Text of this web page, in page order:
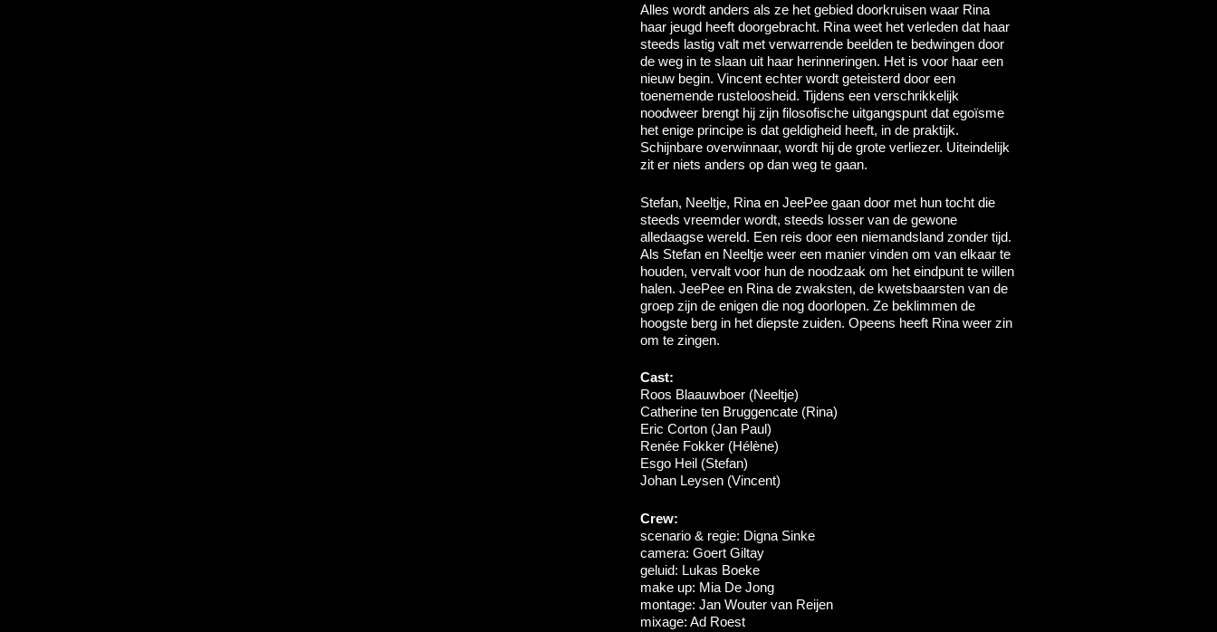
Alles wordt anders als ze het gebied doorkruisen waar Rina
haar jeugd heeft doorgebracht. Rina weet het verleden dat haar
steeds lastig valt met verwarrende beelden te bedwingen door
de weg in te slaan uit haar herinneringen. Het is voor haar een
nieuw begin. Vincent echter wordt geteisterd door een
toenemende rusteloosheid. Tijdens een verschrikkelijk
noodweer brengt hij zijn filosofische uitgangspunt dat egoïsme
het enige principe is dat geldigheid heeft, in de praktijk.
Schijnbare overwinnaar, wordt hij de grote verliezer. Uiteindelijk
zit er niets anders op dan weg te gaan.
Stefan, Neeltje, Rina en JeePee gaan door met hun tocht die
steeds vreemder wordt, steeds losser van de gewone
alledaagse wereld. Een reis door een niemandsland zonder tijd.
Als Stefan en Neeltje weer een manier vinden om van elkaar te
houden, vervalt voor hun de noodzaak om het eindpunt te willen
halen. JeePee en Rina de zwaksten, de kwetsbaarsten van de
groep zijn de enigen die nog doorlopen. Ze beklimmen de
hoogste berg in het diepste zuiden. Opeens heeft Rina weer zin
om te zingen.
Cast:
Roos Blaauwboer (Neeltje)
Catherine ten Bruggencate (Rina)
Eric Corton (Jan Paul)
Renée Fokker (Hélène)
Esgo Heil (Stefan)
Johan Leysen (Vincent)
Crew:
scenario & regie: Digna Sinke
camera: Goert Giltay
geluid: Lukas Boeke
make up: Mia De Jong
montage: Jan Wouter van Reijen
mixage: Ad Roest